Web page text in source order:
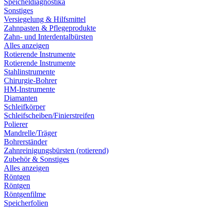
Speicheldiagnostika
Sonstiges
Versiegelung & Hilfsmittel
Zahnpasten & Pflegeprodukte
Zahn- und Interdentalbürsten
Alles anzeigen
Rotierende Instrumente
Rotierende Instrumente
Stahlinstrumente
Chirurgie-Bohrer
HM-Instrumente
Diamanten
Schleifkörper
Schleifscheiben/Finierstreifen
Polierer
Mandrelle/Träger
Bohrerständer
Zahnreinigungsbürsten (rotierend)
Zubehör & Sonstiges
Alles anzeigen
Röntgen
Röntgen
Röntgenfilme
Speicherfolien